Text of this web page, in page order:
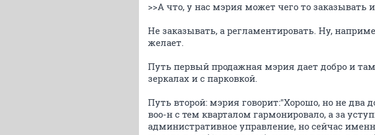
>>А что, у нас мэрия может чего то заказывать
Не заказывать, а регламентировать. Ну,
желает.
Путь первый продажная мэрия дает добро и
зеркалах и с парковкой.
Путь второй: мэрия говорит:"Хорошо, но не два
воо-н с тем кварталом гармонировало, а за
административное управление, но сейчас